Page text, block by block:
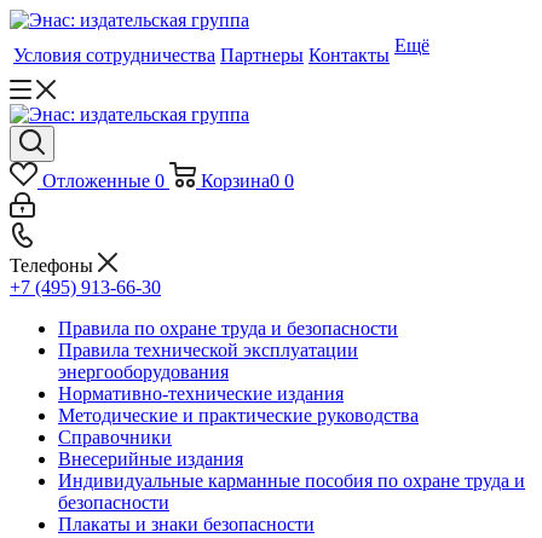
Условия сотрудничества Партнеры Контакты Ещё
Отложенные 0 Корзина0 0
Телефоны
+7 (495) 913-66-30
Правила по охране труда и безопасности
Правила технической эксплуатации
энергооборудования
Нормативно-технические издания
Методические и практические руководства
Справочники
Внесерийные издания
Индивидуальные карманные пособия по охране труда и
безопасности
Плакаты и знаки безопасности